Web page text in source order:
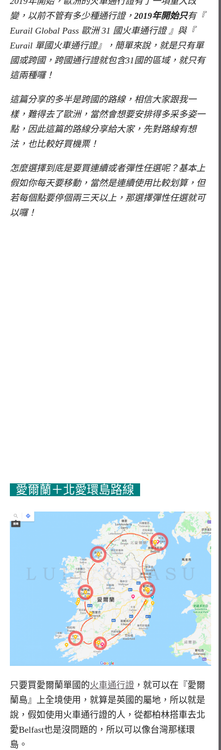
變，以前不管有多少種通行證，2019年開始只有『
Eurail Global Pass 歐洲 31 國火車通行證 』與『
Eurail 單國火車通行證』，簡單來說，就是只有單
國或跨國，跨國通行證就包含31國的區域，就只有
這兩種囉！
這篇分享的多半是跨國的路線，相信大家跟我一
樣，難得去了歐洲，當然會想要安排得多采多姿一
點，因此這篇的路線分享給大家，先對路線有想
法，也比較好買機票！
怎麼選擇到底是要買連續或者彈性任選呢？基本上
假如你每天要移動，當然是連續使用比較划算，但
若每個點要停個兩三天以上，那選擇彈性任選就可
以囉！
愛爾蘭＋北愛環島路線
只要買愛爾蘭單國的火車通行證 ，就可以在『愛爾
蘭島』上全境使用，就算是英國的屬地，所以就是
說，假如使用火車通行證的人，從都柏林搭車去北
愛Belfast也是沒問題的，所以可以像台灣那樣環
島。